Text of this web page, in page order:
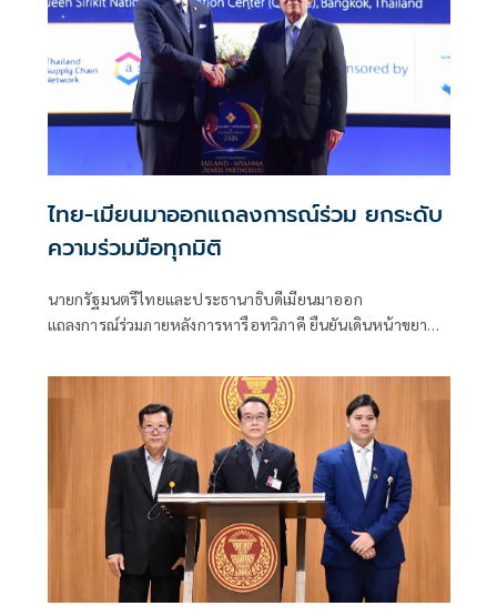
ไทย-เมียนมาออกแถลงการณ์ร่วม ยกระดับ
ความร่วมมือทุกมิติ
นายกรัฐมนตรีไทยและประธานาธิบดีเมียนมาออก
แถลงการณ์ร่วมภายหลังการหารือทวิภาคี ยืนยันเดินหน้าขยาย
ปราบปรามอาชญากรรมข้ามชา